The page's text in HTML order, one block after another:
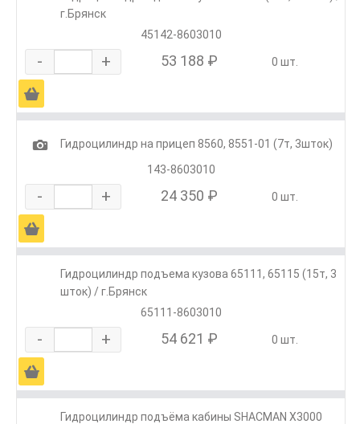
г.Брянск
45142-8603010
- + 53 188 ₽ 0 шт.
Ä
1
Гидроцилиндр на прицеп 8560, 8551-01 (7т, 3шток)
143-8603010
- + 24 350 ₽ 0 шт.
Ä
Гидроцилиндр подъема кузова 65111, 65115 (15т, 3
шток) / г.Брянск
65111-8603010
- + 54 621 ₽ 0 шт.
Ä
Гидроцилиндр подъёма кабины SHACMAN X3000